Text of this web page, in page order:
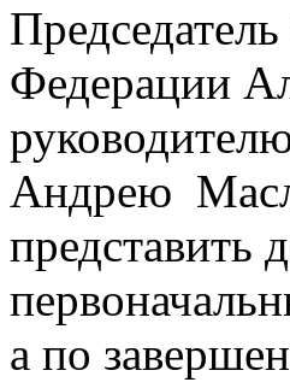
Федерации
Андрею
представить
а по